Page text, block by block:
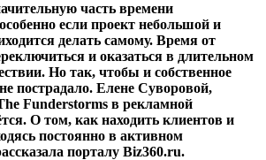
часть времени
если проект небольшой и
делать самому. Время от
и оказаться в длительном
Но так, чтобы и собственное
пострадало. Елене Суворовой,
Funderstorms в рекламной
О том, как находить клиентов и
постоянно в активном
порталу Biz360.ru.